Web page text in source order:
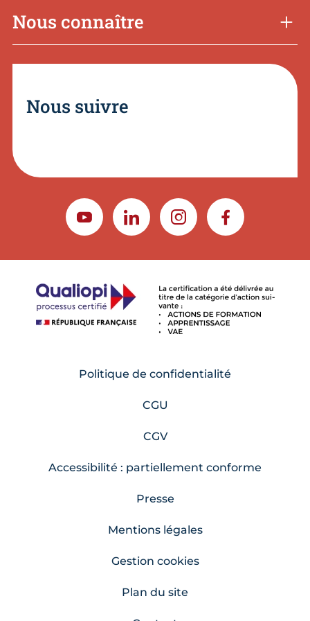
Nous connaître
Nous suivre
YOUTUBELINKEDININSTAGRAMFACEBOOK
Politique de confidentialité
CGU
CGV
Accessibilité : partiellement conforme
Presse
Mentions légales
Gestion cookies
Plan du site